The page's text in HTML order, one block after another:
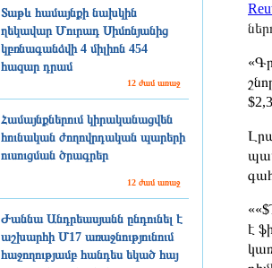
Տաթև համայնքի նախկին
ղեկավար Մուրադ Սիմոնյանից
կբռնագանձվի 4 միլիոն 454
հազար դրամ
12 ժամ առաջ
Համայնքներում կիրականացվեն
հունական ժողովրդական պարերի
ուսուցման ծրագրեր
12 ժամ առաջ
Ժաննա Անդրեասյանն ընդունել է
աշխարհի Մ17 առաջնությունում
հաջողությամբ հանդես եկած հայ
է